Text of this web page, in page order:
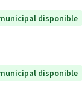
disponible
disponible